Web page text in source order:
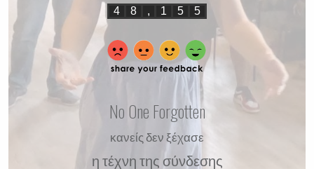
4 8 , 1 5 5
No One Forgotten
κανείς δεν ξέχασε
η τέχνη της σύνδεσης